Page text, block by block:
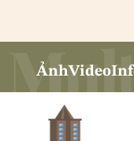
ẢnhVideo